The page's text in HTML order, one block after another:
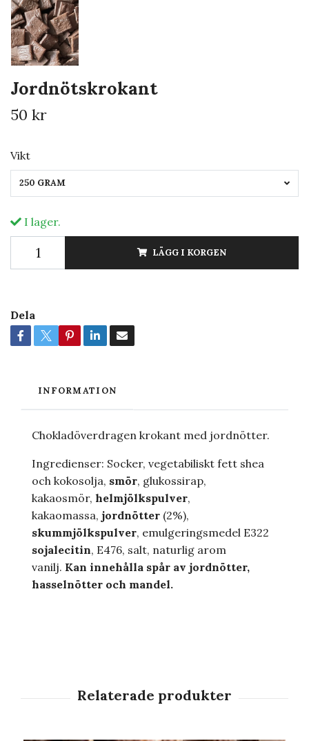
Jordnötskrokant
50 kr
Vikt
250 GRAM
I lager.
LÄGG I KORGEN
Dela
INFORMATION
Chokladöverdragen krokant med jordnötter.
Ingredienser: Socker, vegetabiliskt fett shea
och kokosolja, smör, glukossirap,
kakaosmör, helmjölkspulver,
kakaomassa, jordnötter (2%),
skummjölkspulver, emulgeringsmedel E322
sojalecitin, E476, salt, naturlig arom
vanilj. Kan innehålla spår av jordnötter,
hasselnötter och mandel.